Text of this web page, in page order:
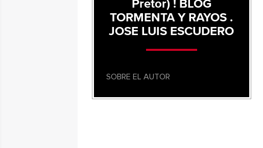
Pretor) ! BLOG
TORMENTA Y RAYOS .
JOSE LUIS ESCUDERO
SOBRE EL AUTOR